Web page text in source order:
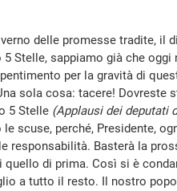
delle promesse tradite, il
Stelle, sappiamo già che oggi
per la gravità di
sola cosa: tacere! Dovreste
5 Stelle (Applausi dei deputati
scuse, perché, Presidente,
responsabilità. Basterà la
di prima. Così si è
a tutto il resto. Il nostro